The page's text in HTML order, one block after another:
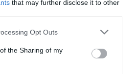
that may further disclose it to other
Opt Outs
the Sharing of my